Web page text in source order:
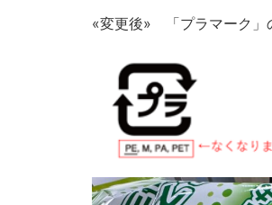
«変更後» 「プラマーク」